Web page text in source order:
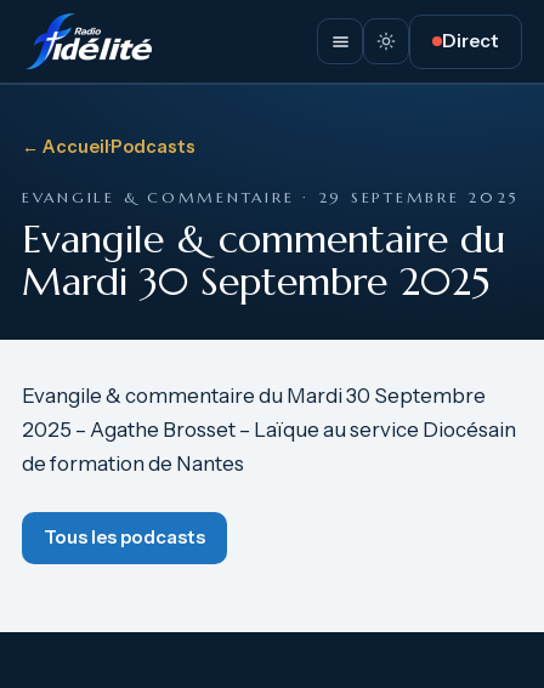
Direct
← Accueil·Podcasts
EVANGILE & COMMENTAIRE · 29 SEPTEMBRE 2025
Evangile & commentaire du
Mardi 30 Septembre 2025
Evangile & commentaire du Mardi 30 Septembre
2025 – Agathe Brosset – Laïque au service Diocésain
de formation de Nantes
Tous les podcasts